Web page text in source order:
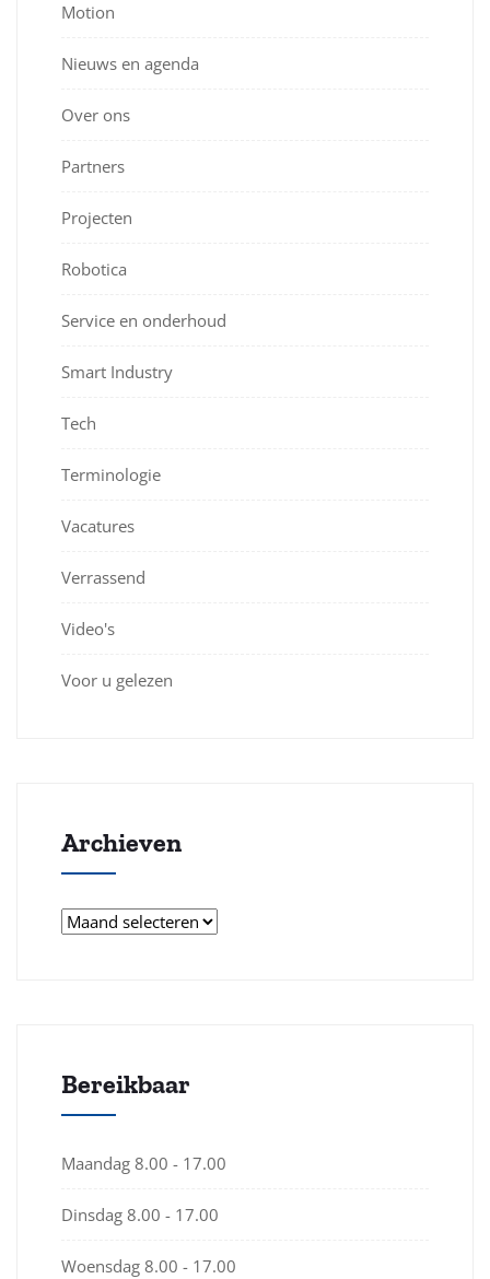
Motion
Nieuws en agenda
Over ons
Partners
Projecten
Robotica
Service en onderhoud
Smart Industry
Tech
Terminologie
Vacatures
Verrassend
Video's
Voor u gelezen
Archieven
Bereikbaar
Maandag 8.00 - 17.00
Dinsdag 8.00 - 17.00
Woensdag 8.00 - 17.00